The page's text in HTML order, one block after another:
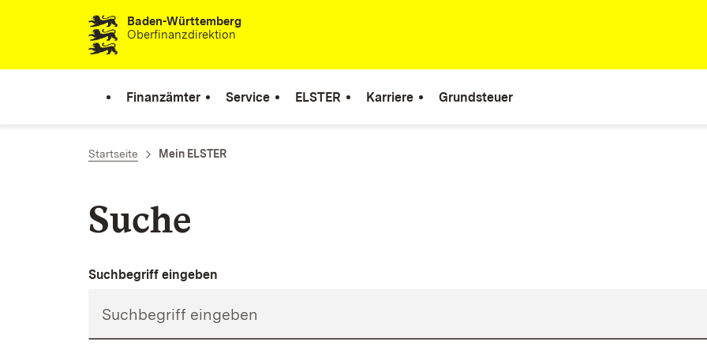
Zum Inhalt springenBaden-Württemberg
Oberfinanzdirektion
Finanzämter Service ELSTER Karriere Grundsteuer
Startseite Mein ELSTER
Suche
Suchbegriff eingeben